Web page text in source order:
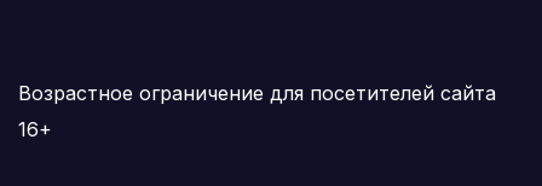
Возрастное ограничение для посетителей сайта
16+